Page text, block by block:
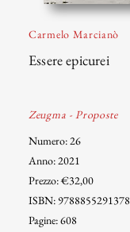
Carmelo Marcianò
Essere epicurei
Zeugma - Proposte
Numero: 26
Anno: 2021
Prezzo: €32,00
ISBN: 9788855291378
Pagine: 608